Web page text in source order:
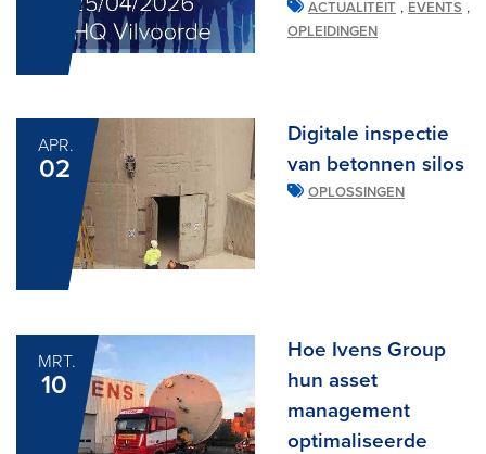
ACTUALITEIT , EVENTS ,
OPLEIDINGEN
APR.
02
Digitale inspectie
van betonnen silos
OPLOSSINGEN
MRT.
10
Hoe Ivens Group
hun asset
management
optimaliseerde